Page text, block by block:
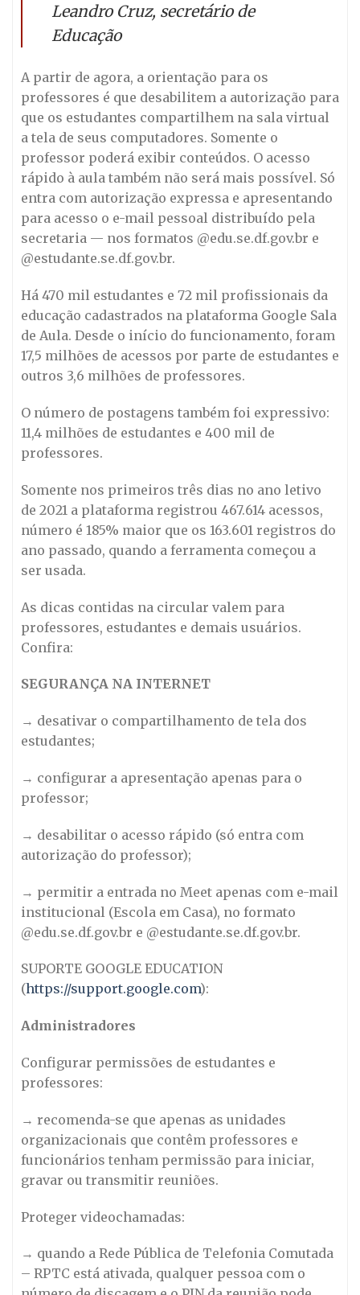
Leandro Cruz, secretário de
Educação
A partir de agora, a orientação para os
professores é que desabilitem a autorização para
que os estudantes compartilhem na sala virtual
a tela de seus computadores. Somente o
professor poderá exibir conteúdos. O acesso
rápido à aula também não será mais possível. Só
entra com autorização expressa e apresentando
para acesso o e-mail pessoal distribuído pela
secretaria — nos formatos @edu.se.df.gov.br e
@estudante.se.df.gov.br.
Há 470 mil estudantes e 72 mil profissionais da
educação cadastrados na plataforma Google Sala
de Aula. Desde o início do funcionamento, foram
17,5 milhões de acessos por parte de estudantes e
outros 3,6 milhões de professores.
O número de postagens também foi expressivo:
11,4 milhões de estudantes e 400 mil de
professores.
Somente nos primeiros três dias no ano letivo
de 2021 a plataforma registrou 467.614 acessos,
número é 185% maior que os 163.601 registros do
ano passado, quando a ferramenta começou a
ser usada.
As dicas contidas na circular valem para
professores, estudantes e demais usuários.
Confira:
SEGURANÇA NA INTERNET
→ desativar o compartilhamento de tela dos
estudantes;
→ configurar a apresentação apenas para o
professor;
→ desabilitar o acesso rápido (só entra com
autorização do professor);
→ permitir a entrada no Meet apenas com e-mail
institucional (Escola em Casa), no formato
@edu.se.df.gov.br e @estudante.se.df.gov.br.
SUPORTE GOOGLE EDUCATION
(https://support.google.com):
Administradores
Configurar permissões de estudantes e
professores:
→ recomenda-se que apenas as unidades
organizacionais que contêm professores e
funcionários tenham permissão para iniciar,
gravar ou transmitir reuniões.
Proteger videochamadas:
→ quando a Rede Pública de Telefonia Comutada
– RPTC está ativada, qualquer pessoa com o